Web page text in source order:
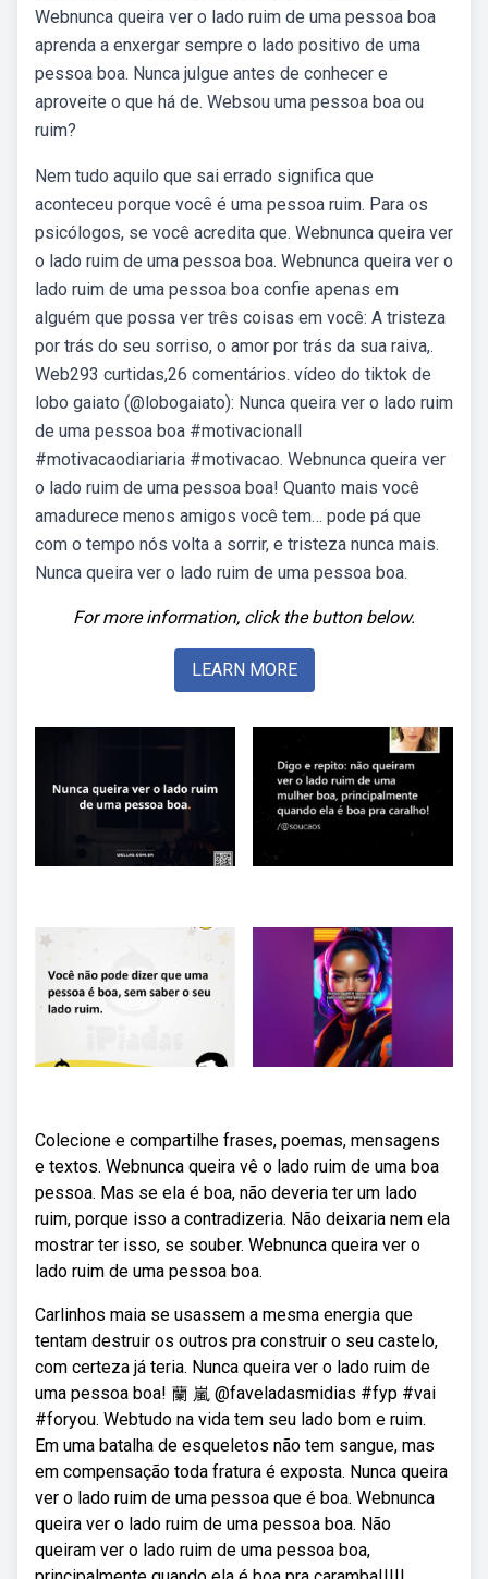
Webnunca queira ver o lado ruim de uma pessoa boa
aprenda a enxergar sempre o lado positivo de uma
pessoa boa. Nunca julgue antes de conhecer e
aproveite o que há de. Websou uma pessoa boa ou
ruim?
Nem tudo aquilo que sai errado significa que
aconteceu porque você é uma pessoa ruim. Para os
psicólogos, se você acredita que. Webnunca queira ver
o lado ruim de uma pessoa boa. Webnunca queira ver o
lado ruim de uma pessoa boa confie apenas em
alguém que possa ver três coisas em você: A tristeza
por trás do seu sorriso, o amor por trás da sua raiva,.
Web293 curtidas,26 comentários. vídeo do tiktok de
lobo gaiato (@lobogaiato): Nunca queira ver o lado ruim
de uma pessoa boa #motivacionall
#motivacaodiariaria #motivacao. Webnunca queira ver
o lado ruim de uma pessoa boa! Quanto mais você
amadurece menos amigos você tem… pode pá que
com o tempo nós volta a sorrir, e tristeza nunca mais.
Nunca queira ver o lado ruim de uma pessoa boa.
For more information, click the button below.
LEARN MORE
Colecione e compartilhe frases, poemas, mensagens
e textos. Web⁠nunca queira vê o lado ruim de uma boa
pessoa. Mas se ela é boa, não deveria ter um lado
ruim, porque isso a contradizeria. Não deixaria nem ela
mostrar ter isso, se souber. Webnunca queira ver o
lado ruim de uma pessoa boa.
Carlinhos maia se usassem a mesma energia que
tentam destruir os outros pra construir o seu castelo,
com certeza já teria. Nunca queira ver o lado ruim de
uma pessoa boa! 蘭 嵐 @faveladasmidias #fyp #vai
#foryou. Webtudo na vida tem seu lado bom e ruim.
Em uma batalha de esqueletos não tem sangue, mas
em compensação toda fratura é exposta. Nunca queira
ver o lado ruim de uma pessoa que é boa. Webnunca
queira ver o lado ruim de uma pessoa boa. Não
queiram ver o lado ruim de uma pessoa boa,